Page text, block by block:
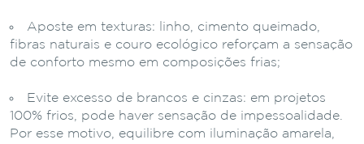
Aposte em texturas: linho, cimento queimado,
fibras naturais e couro ecológico reforçam a sensação
de conforto mesmo em composições frias;
Evite excesso de brancos e cinzas: em projetos
100% frios, pode haver sensação de impessoalidade.
Por esse motivo, equilibre com iluminação amarela,